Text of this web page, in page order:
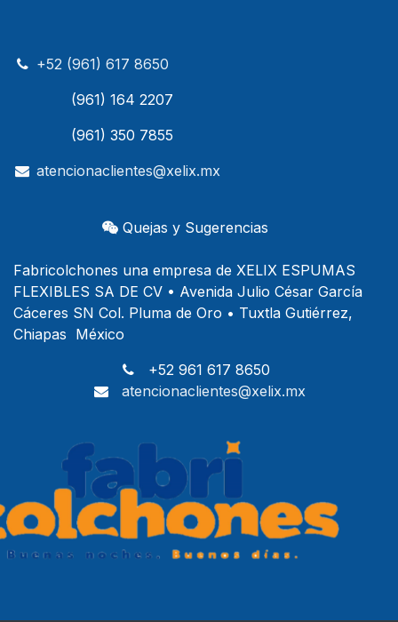
+52 (961) 617 8650
(961) 164 2207
(961) 350 7855
atencionaclientes@xelix.mx
Quejas y Sugerencias
Fabricolchones una empresa de XELIX ESPUMAS
FLEXIBLES SA DE CV • Avenida Julio César García
Cáceres SN Col. Pluma de Oro • Tuxtla Gutiérrez,
Chiapas México
+52 961 617 8650
atencionaclientes@xelix.mx